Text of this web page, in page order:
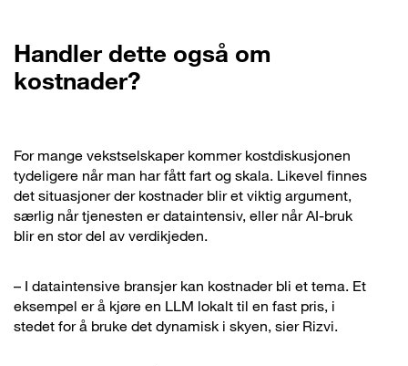
Handler dette også om
kostnader?
For mange vekstselskaper kommer kostdiskusjonen
tydeligere når man har fått fart og skala. Likevel finnes
det situasjoner der kostnader blir et viktig argument,
særlig når tjenesten er dataintensiv, eller når AI-bruk
blir en stor del av verdikjeden.
– I dataintensive bransjer kan kostnader bli et tema. Et
eksempel er å kjøre en LLM lokalt til en fast pris, i
stedet for å bruke det dynamisk i skyen, sier Rizvi.